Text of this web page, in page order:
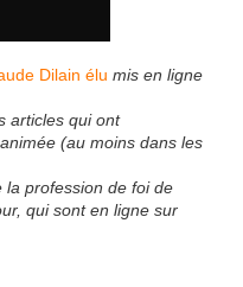
Dilain élu mis en ligne
articles qui ont
(au moins dans les
la profession de foi de
qui sont en ligne sur